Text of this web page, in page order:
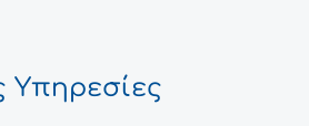
Υπηρεσίες